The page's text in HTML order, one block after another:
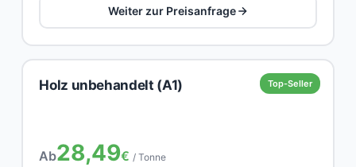
Weiter zur Preisanfrage
Top-Seller
Holz unbehandelt (A1)
Ab28,49€ / Tonne